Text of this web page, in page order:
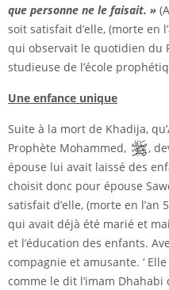
que personne ne le faisait. »
soit satisfait d’elle, (morte en
qui observait le quotidien du
studieuse de l’école
Une enfance unique
Suite à la mort de Khadija,
Prophète Mohammed,
,
épouse lui avait laissé des
choisit donc pour épouse
satisfait d’elle, (morte en l’an
qui avait déjà été marié et
et l’éducation des enfants.
compagnie et amusante. ‘
comme le dit l’imam Dhahabi